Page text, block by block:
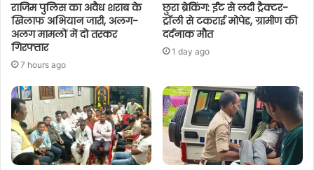
राजिम पुलिस का अवैध शराब के
खिलाफ अभियान जारी, अलग-
अलग मामलों में दो तस्कर
गिरफ्तार
7 hours ago
छुरा ब्रेकिंग: ईंट से लदी ट्रैक्टर-
ट्रॉली से टकराई मोपेड, ग्रामीण की
दर्दनाक मौत
1 day ago